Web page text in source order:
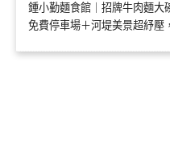
鍾小勤麵食館｜招牌牛肉麵大
免費停車場＋河堤美景超紓壓